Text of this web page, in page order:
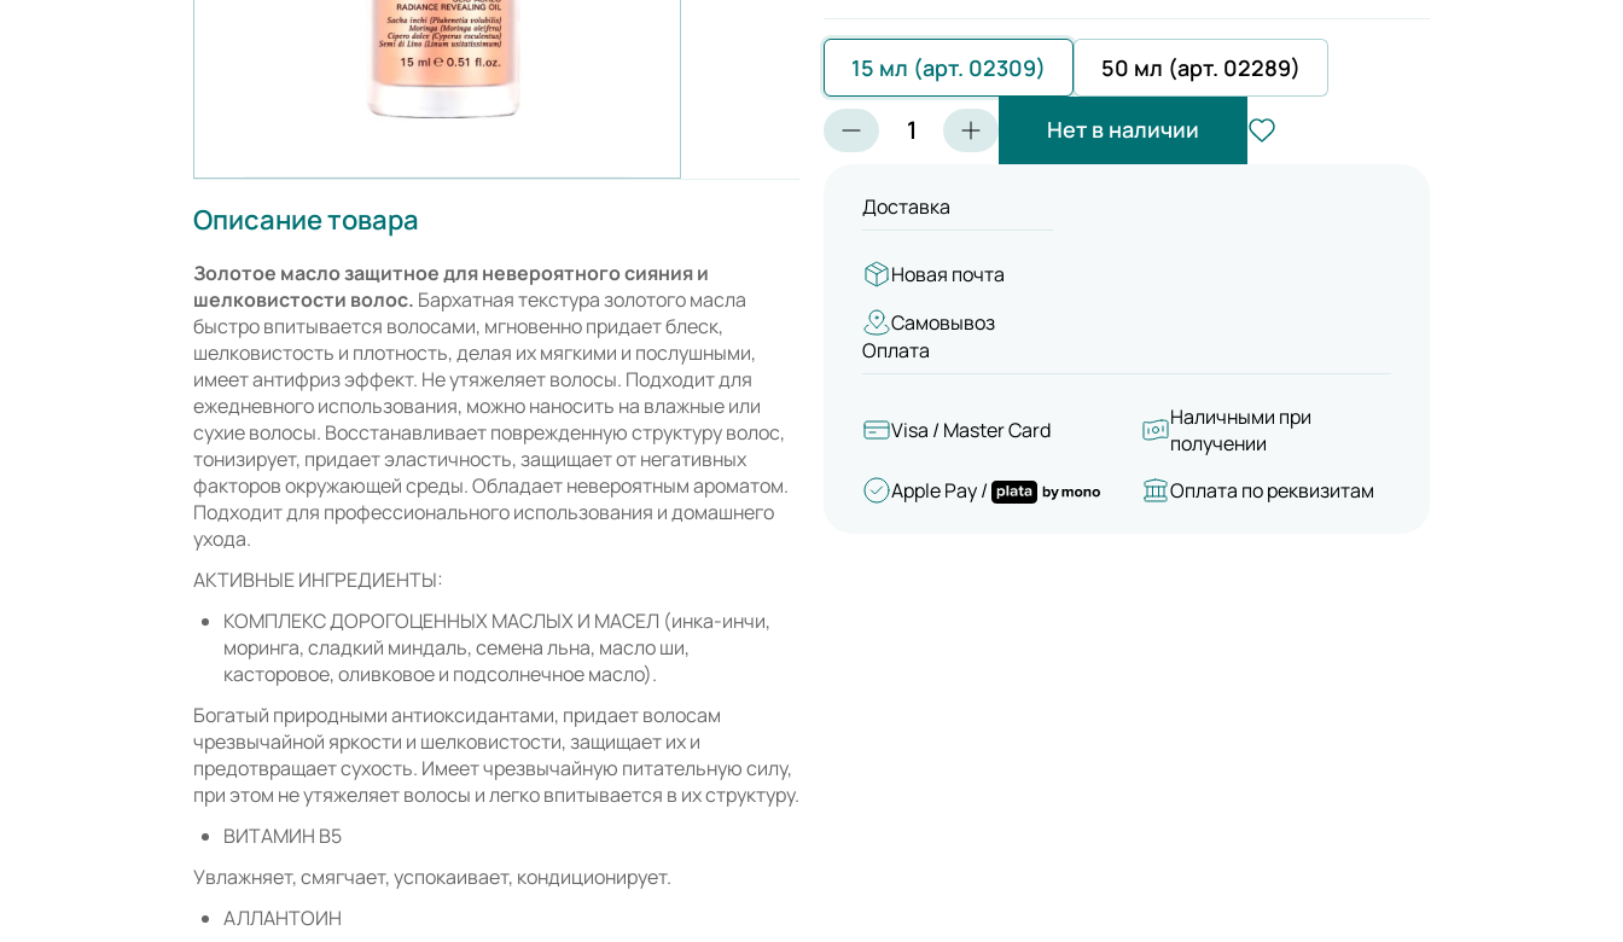
Описание товара
Золотое масло защитное для невероятного сияния и
шелковистости волос. Бархатная текстура золотого масла
быстро впитывается волосами, мгновенно придает блеск,
шелковистость и плотность, делая их мягкими и послушными,
имеет антифриз эффект. Не утяжеляет волосы. Подходит для
ежедневного использования, можно наносить на влажные или
сухие волосы. Восстанавливает поврежденную структуру волос,
тонизирует, придает эластичность, защищает от негативных
факторов окружающей среды. Обладает невероятным ароматом.
Подходит для профессионального использования и домашнего
ухода.
АКТИВНЫЕ ИНГРЕДИЕНТЫ:
КОМПЛЕКС ДОРОГОЦЕННЫХ МАСЛЫХ И МАСЕЛ (инка-инчи,
моринга, сладкий миндаль, семена льна, масло ши,
касторовое, оливковое и подсолнечное масло).
Богатый природными антиоксидантами, придает волосам
чрезвычайной яркости и шелковистости, защищает их и
предотвращает сухость. Имеет чрезвычайную питательную силу,
при этом не утяжеляет волосы и легко впитывается в их структуру.
ВИТАМИН В5
Увлажняет, смягчает, успокаивает, кондиционирует.
АЛЛАНТОИН
15 мл (арт. 02309) 50 мл (арт. 02289)
Нет в наличии
Доставка
Новая почта
Самовывоз
Оплата
Visa / Master Card
Наличными при
получении
Apple Pay /
Оплата по реквизитам